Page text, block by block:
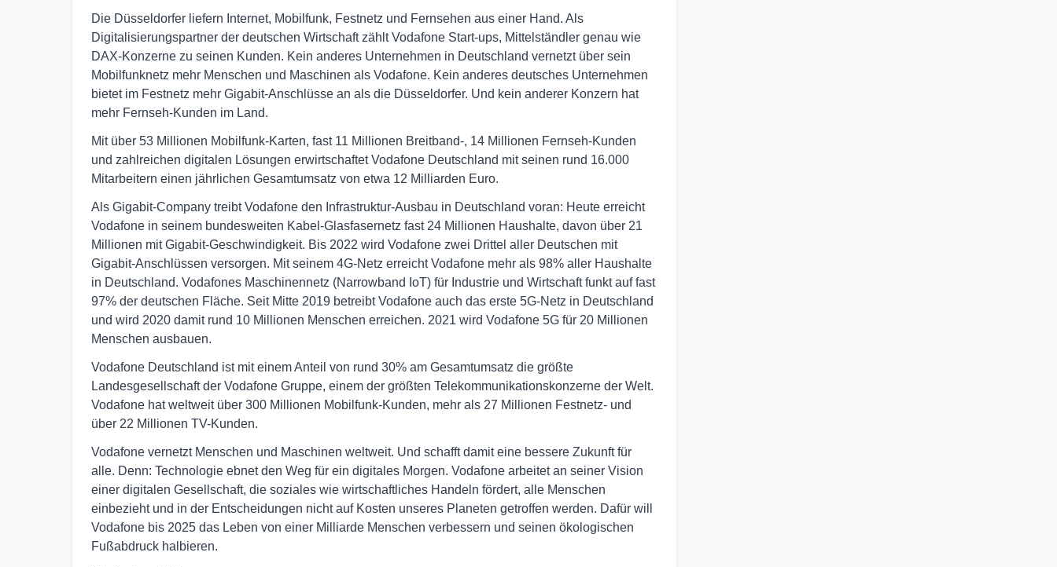
Die Düsseldorfer liefern Internet, Mobilfunk, Festnetz und Fernsehen aus einer Hand. Als
Digitalisierungspartner der deutschen Wirtschaft zählt Vodafone Start-ups, Mittelständler genau wie
DAX-Konzerne zu seinen Kunden. Kein anderes Unternehmen in Deutschland vernetzt über sein
Mobilfunknetz mehr Menschen und Maschinen als Vodafone. Kein anderes deutsches Unternehmen
bietet im Festnetz mehr Gigabit-Anschlüsse an als die Düsseldorfer. Und kein anderer Konzern hat
mehr Fernseh-Kunden im Land.
Mit über 53 Millionen Mobilfunk-Karten, fast 11 Millionen Breitband-, 14 Millionen Fernseh-Kunden
und zahlreichen digitalen Lösungen erwirtschaftet Vodafone Deutschland mit seinen rund 16.000
Mitarbeitern einen jährlichen Gesamtumsatz von etwa 12 Milliarden Euro.
Als Gigabit-Company treibt Vodafone den Infrastruktur-Ausbau in Deutschland voran: Heute erreicht
Vodafone in seinem bundesweiten Kabel-Glasfasernetz fast 24 Millionen Haushalte, davon über 21
Millionen mit Gigabit-Geschwindigkeit. Bis 2022 wird Vodafone zwei Drittel aller Deutschen mit
Gigabit-Anschlüssen versorgen. Mit seinem 4G-Netz erreicht Vodafone mehr als 98% aller Haushalte
in Deutschland. Vodafones Maschinennetz (Narrowband IoT) für Industrie und Wirtschaft funkt auf fast
97% der deutschen Fläche. Seit Mitte 2019 betreibt Vodafone auch das erste 5G-Netz in Deutschland
und wird 2020 damit rund 10 Millionen Menschen erreichen. 2021 wird Vodafone 5G für 20 Millionen
Menschen ausbauen.
Vodafone Deutschland ist mit einem Anteil von rund 30% am Gesamtumsatz die größte
Landesgesellschaft der Vodafone Gruppe, einem der größten Telekommunikationskonzerne der Welt.
Vodafone hat weltweit über 300 Millionen Mobilfunk-Kunden, mehr als 27 Millionen Festnetz- und
über 22 Millionen TV-Kunden.
Vodafone vernetzt Menschen und Maschinen weltweit. Und schafft damit eine bessere Zukunft für
alle. Denn: Technologie ebnet den Weg für ein digitales Morgen. Vodafone arbeitet an seiner Vision
einer digitalen Gesellschaft, die soziales wie wirtschaftliches Handeln fördert, alle Menschen
einbezieht und in der Entscheidungen nicht auf Kosten unseres Planeten getroffen werden. Dafür will
Vodafone bis 2025 das Leben von einer Milliarde Menschen verbessern und seinen ökologischen
Fußabdruck halbieren.